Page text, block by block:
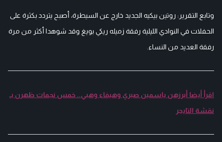
وتابع التقرير: روتين بيكيه الجديد خارج عن السيطرة، أصبح يتردد بكثرة على
الحفلات في النوادي الليلية رفقة زميله ريكي بويغ وقد شوهدا أكثر من مرة
رفقة العديد من النساء.
اقرأ أيضا أبرزهن ياسمين صبري وهيفاء وهبي.. خمس نجمات ظهرن بـ
نقشة التايجر